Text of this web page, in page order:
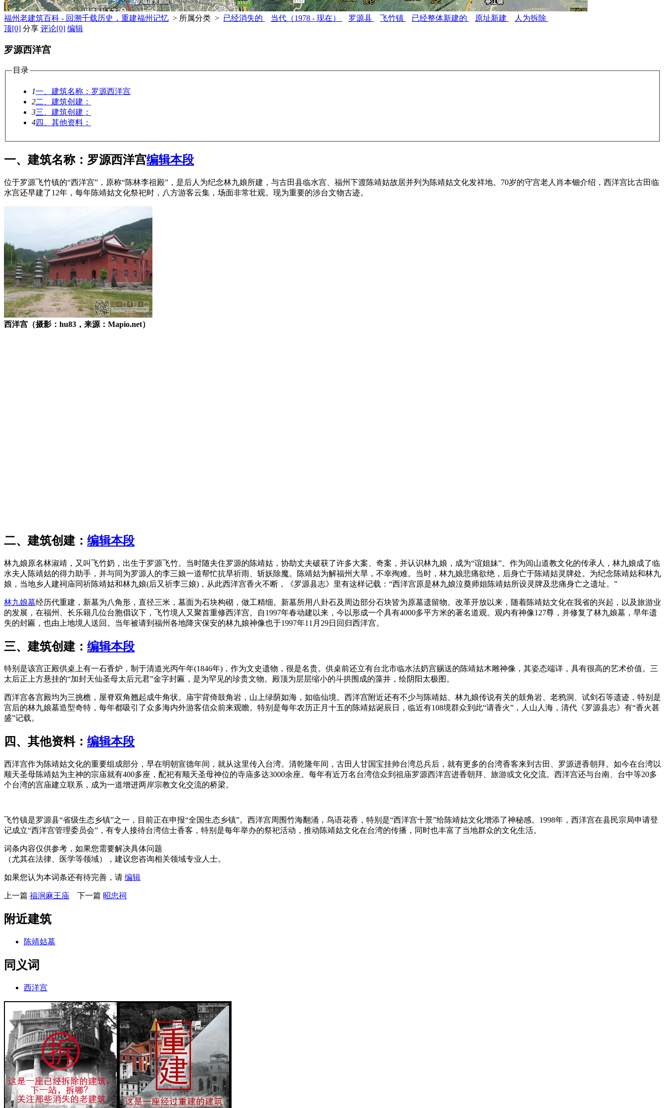
福州老建筑百科 - 回溯千载历史，重建福州记忆 > 所属分类 > 已经消失的 当代（1978 - 现在） 罗源县 飞竹镇 已经整体新建的 原址新建
人为拆除
顶[0] 分享 评论[0] 编辑
罗源西洋宫
目录
1一、建筑名称：罗源西洋宫
2二、建筑创建：
3三、建筑创建：
4四、其他资料：
一、建筑名称：罗源西洋宫编辑本段
位于罗源飞竹镇的“西洋宫”，原称“陈林李祖殿”，是后人为纪念林九娘所建，与古田县临水宫、福州下渡陈靖姑故居并列为陈靖姑文化发祥地。70岁的守宫老人肖本钿介绍，西洋宫比古田临
水宫还早建了12年，每年陈靖姑文化祭祀时，八方游客云集，场面非常壮观。现为重要的涉台文物古迹。
西洋宫（摄影：hu83，来源：Mapio.net）
二、建筑创建： 编辑本段
林九娘原名林淑靖，又叫飞竹奶，出生于罗源飞竹。当时随夫住罗源的陈靖姑，协助丈夫破获了许多大案、奇案，并认识林九娘，成为“谊姐妹”。作为闾山道教文化的传承人，林九娘成了临
水夫人陈靖姑的得力助手，并与同为罗源人的李三娘一道帮忙抗旱祈雨、斩妖除魔。陈靖姑为解福州大旱，不幸殉难。当时，林九娘悲痛欲绝，后身亡于陈靖姑灵牌处。为纪念陈靖姑和林九
娘，当地乡人建祠庙同祈陈靖姑和林九娘(后又祈李三娘)，从此西洋宫香火不断，《罗源县志》里有这样记载：“西洋宫原是林九娘泣奠师姐陈靖姑所设灵牌及悲痛身亡之遗址。”
林九娘墓经历代重建，新墓为八角形，直径三米，墓面为石块构砌，做工精细。新墓所用八卦石及周边部分石块皆为原墓遗留物。改革开放以来，随着陈靖姑文化在我省的兴起，以及旅游业
的发展，在福州、长乐籍几位台胞倡议下，飞竹境人又聚首重修西洋宫。自1997年春动建以来，今以形成一个具有4000多平方米的著名道观。观内有神像127尊，并修复了林九娘墓，早年遗
失的封匾，也由上地境人送回。当年被请到福州各地降灾保安的林九娘神像也于1997年11月29日回归西洋宫。
三、建筑创建： 编辑本段
特别是该宫正殿供桌上有一石香炉，制于清道光丙午年(1846年)，作为文史遗物，很是名贵。供桌前还立有台北市临水法奶宫赐送的陈靖姑木雕神像，其姿态端详，具有很高的艺术价值。三
太后正上方悬挂的“加封天仙圣母太后元君”金字封匾，是为罕见的珍贵文物。殿顶为层层缩小的斗拱围成的藻井，绘阴阳太极图。
西洋宫各宫殿均为三挑檐，屋脊双角翘起成牛角状。庙宇背倚鼓角岩，山上绿荫如海，如临仙境。西洋宫附近还有不少与陈靖姑、林九娘传说有关的鼓角岩、老鸦洞、试剑石等遗迹，特别是
宫后的林九娘墓造型奇特，每年都吸引了众多海内外游客信众前来观瞻。特别是每年农历正月十五的陈靖姑诞辰日，临近有108境群众到此“请香火”，人山人海，清代《罗源县志》有“香火甚
盛”记载。
四、其他资料： 编辑本段
西洋宫作为陈靖姑文化的重要组成部分，早在明朝宣德年间，就从这里传入台湾。清乾隆年间，古田人甘国宝挂帅台湾总兵后，就有更多的台湾香客来到古田、罗源进香朝拜。如今在台湾以
顺天圣母陈靖姑为主神的宗庙就有400多座，配祀有顺天圣母神位的寺庙多达3000余座。每年有近万名台湾信众到祖庙罗源西洋宫进香朝拜、旅游或文化交流。西洋宫还与台南、台中等20多
个台湾的宫庙建立联系，成为一道增进两岸宗教文化交流的桥梁。
飞竹镇是罗源县“省级生态乡镇”之一，目前正在申报“全国生态乡镇”。西洋宫周围竹海翻涌，鸟语花香，特别是“西洋宫十景”给陈靖姑文化增添了神秘感。1998年，西洋宫在县民宗局申请登
记成立“西洋宫管理委员会”，有专人接待台湾信士香客，特别是每年举办的祭祀活动，推动陈靖姑文化在台湾的传播，同时也丰富了当地群众的文化生活。
词条内容仅供参考，如果您需要解决具体问题
（尤其在法律、医学等领域），建议您咨询相关领域专业人士。
如果您认为本词条还有待完善，请 编辑
上一篇 福涧麻王庙 下一篇 昭忠祠
附近建筑
陈靖姑墓
同义词
西洋宫